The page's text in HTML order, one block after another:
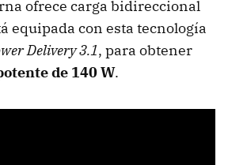
ofrece carga bidireccional
equipada con esta tecnología
Delivery 3.1, para obtener
de 140 W.